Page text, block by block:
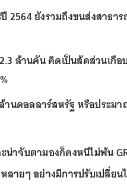
2564 ยังรวมถึงขนส่งสาธา
ล้านคัน คิดเป็นสัดส่วนเกือ
านดอลลาร์สหรัฐ หรือประม
น่าจับตามองก็คงหนีไม่พ้น
ลายๆ อย่างมีการปรับเปลี่ย